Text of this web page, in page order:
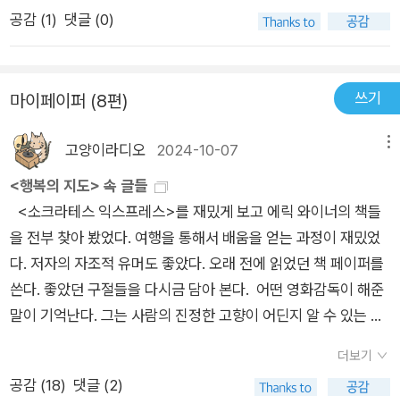
정도)와 만족감(욕구의 인지된 실현) 등 두 가지 요소로 구성된다
해)와 24,000개의 상관관계 결과(더 많은 행복과 더 적은 행복
과 관련된 요인에 대해)가 추출되었다고 합니다. 세계 행복 데이
터베이스는 전 세계에서 가장 행복한 국가 목록을 만드는 데 자주
사용되고 있습니다.작가는 이곳에서 얻은 자료와 자신의 육감을
바탕으로 나름대로의 행복의 지도를 만들었다고 합니다. 앞서 들
은 10개의 국가들이 선정된 이유는 다양합니다. 네덜란드의 경우
는 ‘행복은 끝없는 관용에서 온다’라고 간단하게 정리하였지만,
자신에게 맞지 않았다고 했습니다. 그래서 스위스를 찾아갔다고
합니다. 스위스의 경우는 ‘조용한 만족감이다’라고 정리되었습니
다. 스위스 사람들은 다른 사람들에게 시기심을 불러일으키지 않
기 때문에 행복하다고 했습니다. 그런데 스위스 사람들이 과연 행
복한가에 대해서는 확신을 가지지 못한 것 같습니다. 길지 않은
공감 (1) 댓글 (0)
마이페이퍼 (8편) 쓰기
고양이라디오 2024-10-07
<행복의 지도> 속 글들
<소크라테스 익스프레스>를 재밌게 보고 에릭 와이너의 책들
을 전부 찾아 봤었다. 여행을 통해서 배움을 얻는 과정이 재밌었
다. 저자의 자조적 유머도 좋았다. 오래 전에 읽었던 책 페이퍼를
쓴다. 좋았던 구절들을 다시금 담아 본다. 어떤 영화감독이 해준
말이 기억난다. 그는 사람의 진정한 고향이 어딘지 알 수 있는 간
력이 돋보인다. 요즘 거꾸로 생각해보는 습관을 들이고 있는데 위
의 예도 거꾸로 생각하기의 예가 될 수 있겠다. 자신이 태어난 곳
더보기
공감 (18) 댓글 (2)